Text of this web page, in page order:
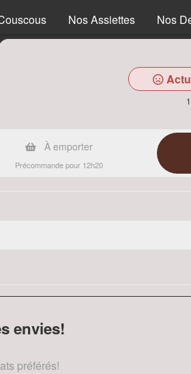
Nos Assiettes Nos
À emporter
Précommande pour 12h20
envies!
préférés!